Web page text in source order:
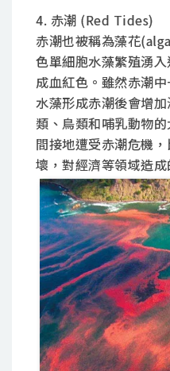
4. 赤潮 (Red Tides)
赤潮也被稱為藻花
色單細胞水藻繁殖湧
成血紅色。雖然赤潮
水藻形成赤潮後會增
類、鳥類和哺乳動物
間接地遭受赤潮危機
壞，對經濟等領域造成